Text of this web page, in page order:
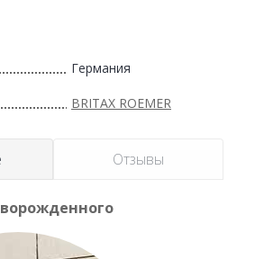
Германия
BRITAX ROEMER
Отзывы